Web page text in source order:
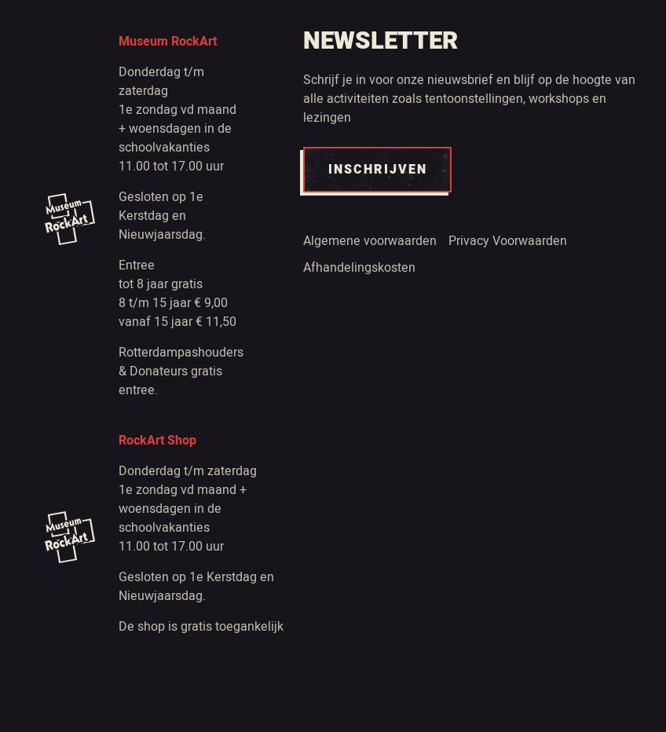
Museum RockArt
Donderdag t/m
zaterdag
1e zondag vd maand
+ woensdagen in de
schoolvakanties
11.00 tot 17.00 uur
Gesloten op 1e
Kerstdag en
Nieuwjaarsdag.
Entree
tot 8 jaar gratis
8 t/m 15 jaar € 9,00
vanaf 15 jaar € 11,50
Rotterdampashouders
& Donateurs gratis
entree.
RockArt Shop
Donderdag t/m zaterdag
1e zondag vd maand +
woensdagen in de
schoolvakanties
11.00 tot 17.00 uur
Gesloten op 1e Kerstdag en
Nieuwjaarsdag.
De shop is gratis toegankelijk
NEWSLETTER
Schrijf je in voor onze nieuwsbrief en blijf op de hoogte van
alle activiteiten zoals tentoonstellingen, workshops en
lezingen
INSCHRIJVEN
Algemene voorwaarden
Privacy Voorwaarden
Afhandelingskosten